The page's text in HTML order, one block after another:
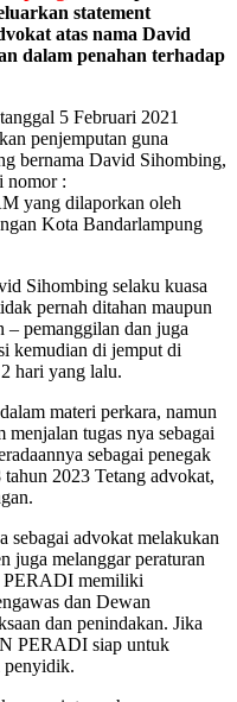
statement
atas nama David
dalam penahan terhadap
5 Februari 2021
penjemputan guna
bernama David Sihombing,
nomor :
yang dilaporkan oleh
Kota Bandarlampung
Sihombing selaku kuasa
pernah ditahan maupun
– pemanggilan dan juga
kemudian di jemput di
hari yang lalu.
materi perkara, namun
tugas nya sebagai
sebagai penegak
2023 Tetang advokat,
sebagai advokat melakukan
juga melanggar peraturan
PERADI memiliki
dan Dewan
dan penindakan. Jika
PERADI siap untuk
penyidik.